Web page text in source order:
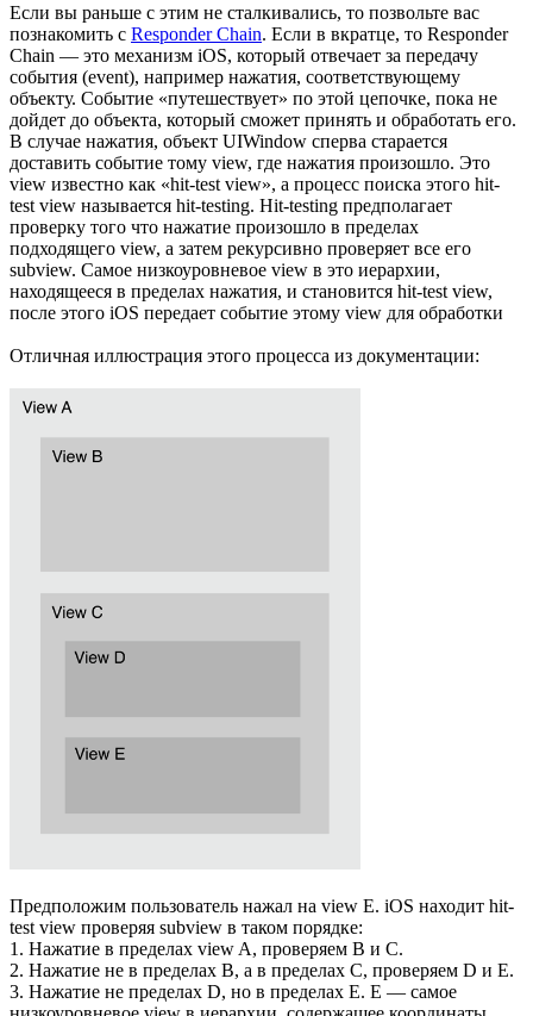
Если вы раньше с этим не сталкивались, то позвольте вас
познакомить с Responder Chain. Если в вкратце, то Responder
Chain — это механизм iOS, который отвечает за передачу
события (event), например нажатия, соответствующему
объекту. Событие «путешествует» по этой цепочке, пока не
дойдет до объекта, который сможет принять и обработать его.
В случае нажатия, объект UIWindow сперва старается
доставить событие тому view, где нажатия произошло. Это
view известно как «hit-test view», а процесс поиска этого hit-
test view называется hit-testing. Hit-testing предполагает
проверку того что нажатие произошло в пределах
подходящего view, а затем рекурсивно проверяет все его
subview. Самое низкоуровневое view в это иерархии,
находящееся в пределах нажатия, и становится hit-test view,
после этого iOS передает событие этому view для обработки
Отличная иллюстрация этого процесса из документации:
Предположим пользователь нажал на view E. iOS находит hit-
test view проверяя subview в таком порядке:
1. Нажатие в пределах view A, проверяем B и С.
2. Нажатие не в пределах B, а в пределах C, проверяем D и E.
3. Нажатие не пределах D, но в пределах E. E — самое